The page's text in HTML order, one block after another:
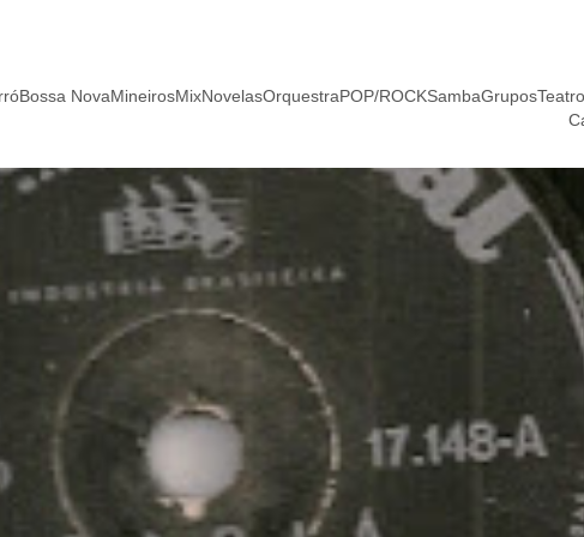
Bossa NovaMineirosMixNovelasOrquestraPOP/ROCKSambaGrupos